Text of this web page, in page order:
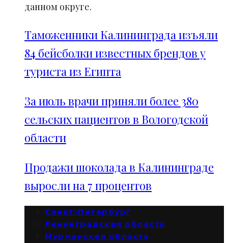
данном округе.
Таможенники Калининграда изъяли
84 бейсболки известных брендов у
туриста из Египта
За июль врачи приняли более 380
сельских пациентов в Вологодской
области
Продажи шоколада в Калининграде
выросли на 7 процентов
Санкт-Петербург
Ленинградская область
Мурманская область